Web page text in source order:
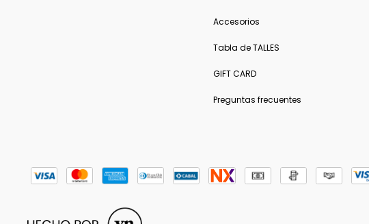
Accesorios
Tabla de TALLES
GIFT CARD
Preguntas frecuentes